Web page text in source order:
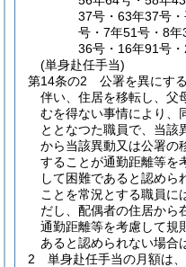
37号・63年37号
号・7年51号・8
36号・16年91号
(単身赴任手当)
第14条の2
公署を異にす
伴い、住居を移転し、父
むを得ない事情により、
ととなつた職員で、当該
から当該異動又は公署の
することが通勤距離等を
して困難であると認めら
ことを常況とする職員に
だし、配偶者の住居から
通勤距離等を考慮して規
あると認められない場合
2
単身赴任手当の月額は